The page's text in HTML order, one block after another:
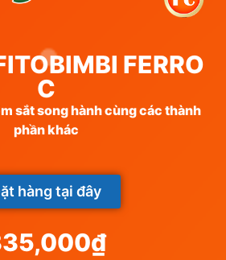
FERRO
C
sắt song hành cùng các thành
phần khác
hàng tại đây
₫